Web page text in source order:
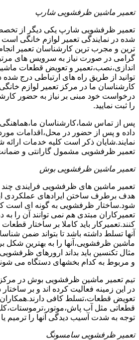
تعمیر ماشین ظرفشویی شارپ
تعمیر ظرفشویی شارپ یکی دیگر از
شده در نمایندگی تعمیر لوازم خانگی
ترین و مجرب ترین کارشناسان تعمیر
گرامی در صورت نیاز به سرویس های
اندازی،نصب،تعمیر و تعویض قطعات
توانید از طریق راه های ارتباطی درج
کارشناسان ما در مرکز تعمیر لوازم
درخواست خود مبنی بر نیاز به حضور
را ثبت نمایید.
پس از تماس شما،کارشناسان ما،هماهنگی
داده و پس از حضور در محل،اقدامات مورد
نمایند.شایان ذکر است کلیه خدمات
تعمیر ظرفشویی مشمول گارانتی و
تعمیر ماشین ظرفشویی بوش
تعمیر ماشین های ظرفشویی فرایندی
هدف برطرف ساختن ایرادهای عملکردی
شود.ساختار ظرفشویی به گونه ای است
تعمیرکاران مبتدی هم نمی توانند آن را به
کنند.تعمیرکار باید کاملا بر ساختار
آنها تسلط داشته باشد تا بتواند ضمن
ماشین ظرفشویی،آنها را به بهترین شکل
مثال تکنسین باید بداند ارورهای
و مربوط به کدام بخشهای دستگاه می
تیم تعمیر ماشین ظرفشویی بوش در مرکز
در این زمینه فعالیت کرده اند و بر
تعویض قطعات،تسلط کافی
قطعاتی مثل آب
توجه به شدت آسیب دیدگی آنها را ترمیم
تعمیر ظرفشویی سامسونگ